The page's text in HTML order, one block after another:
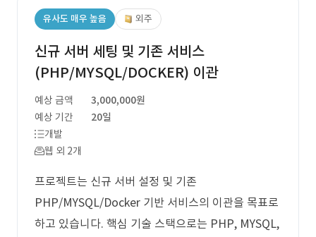
유사도 매우 높음 외주
신규 서버 세팅 및 기존 서비스
(PHP/MYSQL/DOCKER) 이관
예상 금액
3,000,000원
예상 기간
20일
개발
웹 외 2개
프로젝트는 신규 서버 설정 및 기존
PHP/MYSQL/Docker 기반 서비스의 이관을 목표로
하고 있습니다. 핵심 기술 스택으로는 PHP, MYSQL,